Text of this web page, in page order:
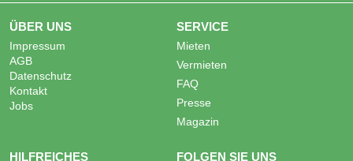
ÜBER UNS
Impressum
AGB
Datenschutz
Kontakt
Jobs
SERVICE
Mieten
Vermieten
FAQ
Presse
Magazin
HILFREICHES FOLGEN SIE UNS